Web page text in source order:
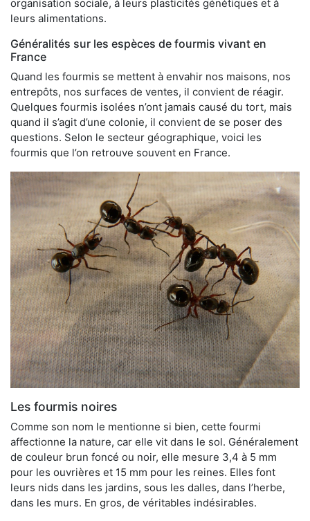
organisation sociale, à leurs plasticités génétiques et à
leurs alimentations.
Généralités sur les espèces de fourmis vivant en
France
Quand les fourmis se mettent à envahir nos maisons, nos
entrepôts, nos surfaces de ventes, il convient de réagir.
Quelques fourmis isolées n’ont jamais causé du tort, mais
quand il s’agit d’une colonie, il convient de se poser des
questions. Selon le secteur géographique, voici les
fourmis que l’on retrouve souvent en France.
Les fourmis noires
Comme son nom le mentionne si bien, cette fourmi
affectionne la nature, car elle vit dans le sol. Généralement
de couleur brun foncé ou noir, elle mesure 3,4 à 5 mm
pour les ouvrières et 15 mm pour les reines. Elles font
leurs nids dans les jardins, sous les dalles, dans l’herbe,
dans les murs. En gros, de véritables indésirables.